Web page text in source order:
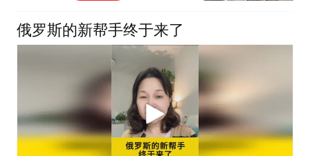
俄罗斯的新帮手终于来了